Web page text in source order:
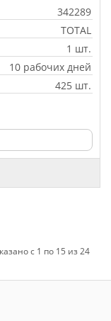
342289
TOTAL
1 шт.
10 рабочих дней
425 шт.
с 1 по 15 из 24